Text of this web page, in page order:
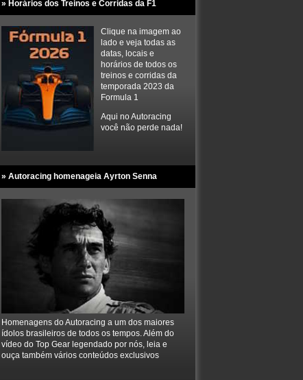
» Horários dos Treinos e Corridas da F1
Clique na imagem ao
lado e veja todas as
datas, locais e
horários de todos os
treinos e corridas da
temporada 2023 da
Formula 1
Aqui no Autoracing
você não perde nada!
» Autoracing homenageia Ayrton Senna
Homenagens do Autoracing a um dos maiores
ídolos brasileiros de todos os tempos. Além do
vídeo do Top Gear legendado por nós, leia e
ouça também vários conteúdos exclusivos